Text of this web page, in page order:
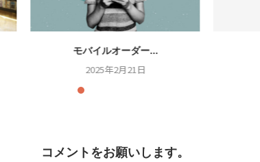
モバイルオーダー...
2025年2月21日
コメントをお願いします。